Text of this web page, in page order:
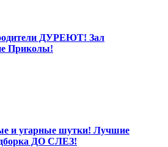
ДУРЕЮТ! Зал
Приколы!
и угарные шутки! Лучшие
ДО СЛЕЗ!